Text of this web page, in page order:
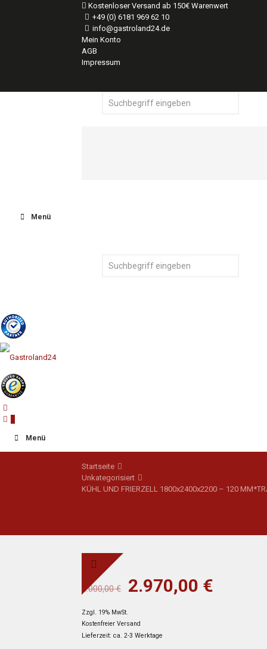
Kostenloser Versand ab 150€ Warenwert
+49 (0) 6181 969 62 10
info@gastroland24.de
Mein Konto
AGB
Impressum
Menü
Menü
Startseite
Unkategorisiert
KÜHL UND FRIERZELL 1800x2400x2200 – 120
5.000,00€
Ursprünglicher
war:
5.000,00 €
2.970,00 €
Zzgl. 19% MwSt.
Kostenfreier Versand
Lieferzeit: ca. 2-3 Werktage